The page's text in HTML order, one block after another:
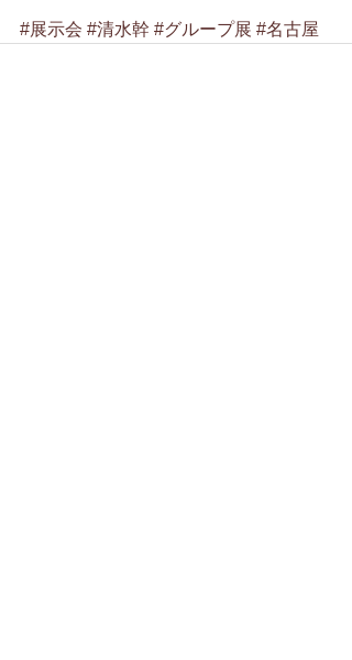
#展示会 #清水幹 #グループ展 #名古屋